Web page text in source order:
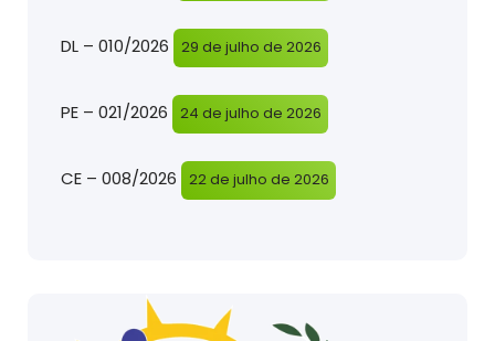
DL – 010/2026 29 de julho de 2026
PE – 021/2026 24 de julho de 2026
CE – 008/2026 22 de julho de 2026